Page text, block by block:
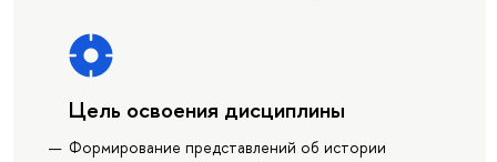
Цель освоения дисциплины
Формирование представлений об истории